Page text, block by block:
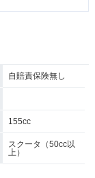
自賠責保険無し
155cc
スクータ（50cc以
上）